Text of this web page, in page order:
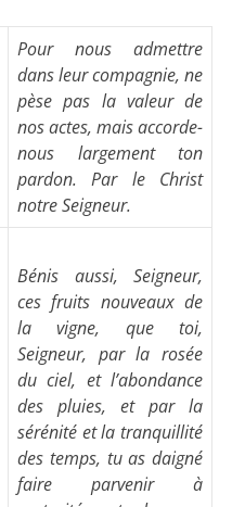
Pour nous admettre
dans leur compagnie, ne
pèse pas la valeur de
nos actes, mais accorde-
nous largement ton
pardon. Par le Christ
notre Seigneur.
Bénis aussi, Seigneur,
ces fruits nouveaux de
la vigne, que toi,
Seigneur, par la rosée
du ciel, et l’abondance
des pluies, et par la
sérénité et la tranquillité
des temps, tu as daigné
faire parvenir à